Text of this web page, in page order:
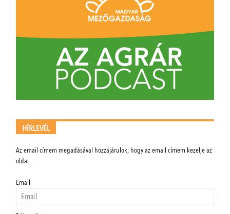
HÍRLEVÉL
Az email címem megadásával hozzájárulok, hogy az email címem kezelje az
oldal.
Email